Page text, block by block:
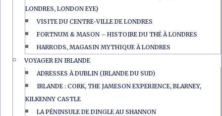
LONDRES, LONDON EYE)
VISITE DU CENTRE-VILLE DE LONDRES
FORTNUM & MASON – HISTOIRE DU THÉ À LONDRES
HARRODS, MAGASIN MYTHIQUE À LONDRES
VOYAGER EN IRLANDE
ADRESSES À DUBLIN (IRLANDE DU SUD)
IRLANDE : CORK, THE JAMESON EXPERIENCE, BLARNEY,
KILKENNY CASTLE
LA PÉNINSULE DE DINGLE AU SHANNON